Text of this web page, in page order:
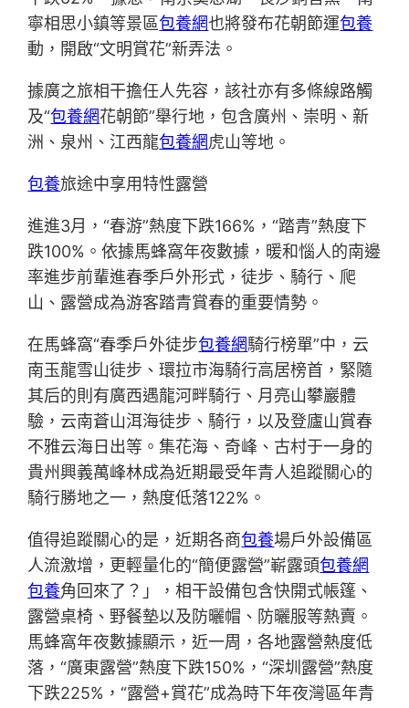
寧相思小鎮等景區包養網也將發布花朝節運包養
動，開啟“文明賞花”新弄法。
據廣之旅相干擔任人先容，該社亦有多條線路觸
及“包養網花朝節”舉行地，包含廣州、崇明、新
洲、泉州、江西龍包養網虎山等地。
包養旅途中享用特性露營
進進3月，“春游”熱度下跌166%，“踏青”熱度下
跌100%。依據馬蜂窩年夜數據，暖和惱人的南邊
率進步前輩進春季戶外形式，徒步、騎行、爬
山、露營成為游客踏青賞春的重要情勢。
在馬蜂窩“春季戶外徒步包養網騎行榜單”中，云
南玉龍雪山徒步、環拉市海騎行高居榜首，緊隨
其后的則有廣西遇龍河畔騎行、月亮山攀巖體
驗，云南蒼山洱海徒步、騎行，以及登廬山賞春
不雅云海日出等。集花海、奇峰、古村于一身的
貴州興義萬峰林成為近期最受年青人追蹤關心的
騎行勝地之一，熱度低落122%。
值得追蹤關心的是，近期各商包養場戶外設備區
人流激增，更輕量化的“簡便露營”嶄露頭包養網
包養角回來了？」，相干設備包含快開式帳篷、
露營桌椅、野餐墊以及防曬帽、防曬服等熱賣。
馬蜂窩年夜數據顯示，近一周，各地露營熱度低
落，“廣東露營”熱度下跌150%，“深圳露營”熱度
下跌225%，“露營+賞花”成為時下年夜灣區年青